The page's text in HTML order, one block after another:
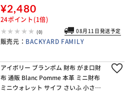
ンパクト レディース 革 レザー 小銭入
れ コインケース カード
¥2,480
24ポイント(1倍)
(0) 08月11日発送予定
販売元： BACKYARD FAMILY
アイボリー ブランポム 財布 がま口財
布 通販 Blanc Pomme 本革 ミニ財布
ミニウォレット サイフ さいふ 小さい